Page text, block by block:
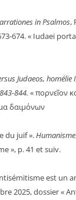
in Psalmos,
674. « Iudaei
Judaeos, homélie
844. « πορνεῖον
δαιμόνων
du juif ».Humanisme
», p. 41 et suiv.
est un
2025, dossier «